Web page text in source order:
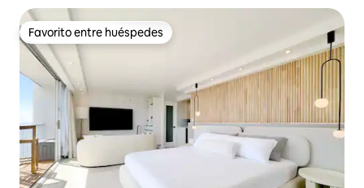
Favorito entre huéspedes
Favorito entre huéspedes